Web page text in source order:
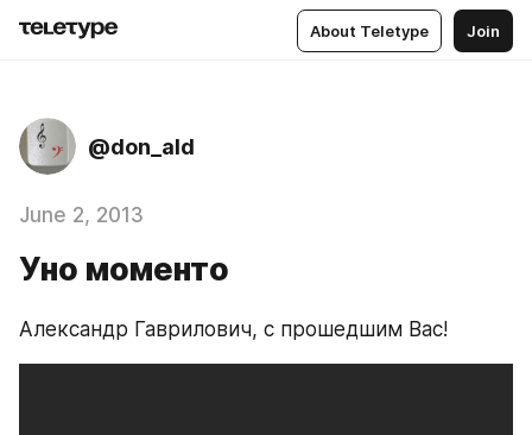
About Teletype Join
@don_ald
June 2, 2013
Уно моменто
Александр Гаврилович, с прошедшим Вас!